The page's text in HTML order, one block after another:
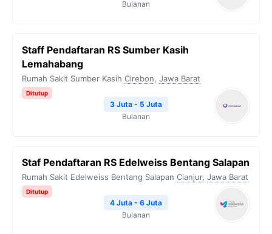
Bulanan
Staff Pendaftaran RS Sumber Kasih
Lemahabang
Rumah Sakit Sumber Kasih Cirebon, Jawa Barat
Ditutup
3 Juta - 5 Juta
Bulanan
⁠Staf Pendaftaran RS Edelweiss Bentang Salapan
Rumah Sakit Edelweiss Bentang Salapan Cianjur, Jawa Barat
Ditutup
4 Juta - 6 Juta
Bulanan